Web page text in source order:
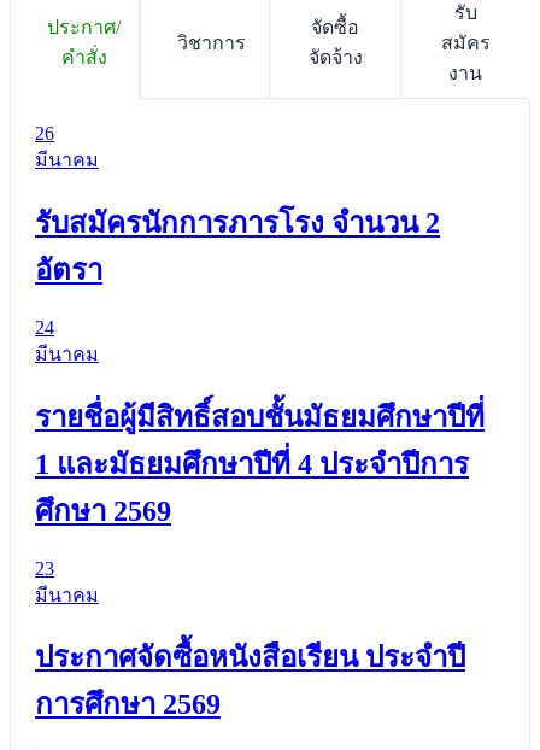
ประกาศ/
คำสั่ง
วิชาการ
จัดซื้อ
จัดจ้าง
รับ
สมัคร
งาน
26
มีนาคม
รับสมัครนักการภารโรง จำนวน 2
อัตรา
24
มีนาคม
รายชื่อผู้มีสิทธิ์สอบชั้นมัธยมศึกษาปีที่
1 และมัธยมศึกษาปีที่ 4 ประจำปีการ
ศึกษา 2569
23
มีนาคม
ประกาศจัดซื้อหนังสือเรียน ประจำปี
การศึกษา 2569